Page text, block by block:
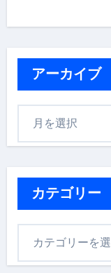
アーカイブ
カテゴリー